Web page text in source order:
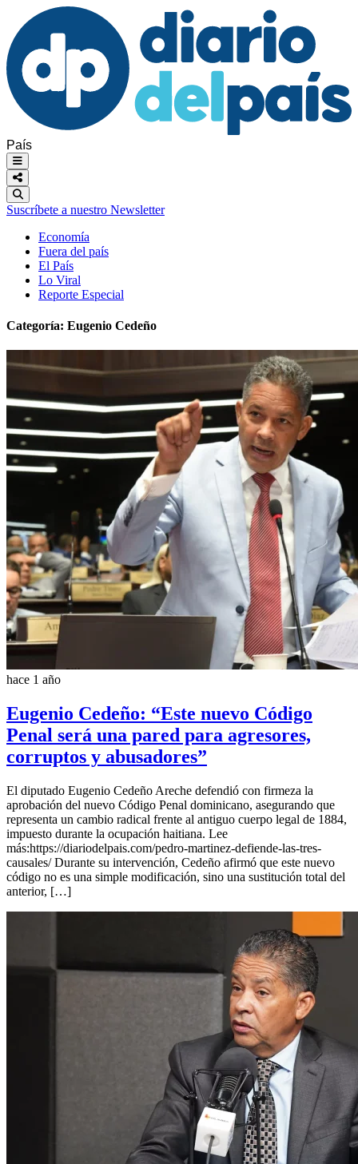
País
Suscríbete a nuestro Newsletter
Economía
Fuera del país
El País
Lo Viral
Reporte Especial
Categoría: Eugenio Cedeño
hace 1 año
Eugenio Cedeño: “Este nuevo Código
Penal será una pared para agresores,
corruptos y abusadores”
El diputado Eugenio Cedeño Areche defendió con firmeza la
aprobación del nuevo Código Penal dominicano, asegurando que
representa un cambio radical frente al antiguo cuerpo legal de 1884,
impuesto durante la ocupación haitiana. Lee
más:https://diariodelpais.com/pedro-martinez-defiende-las-tres-
causales/ Durante su intervención, Cedeño afirmó que este nuevo
código no es una simple modificación, sino una sustitución total del
anterior, […]